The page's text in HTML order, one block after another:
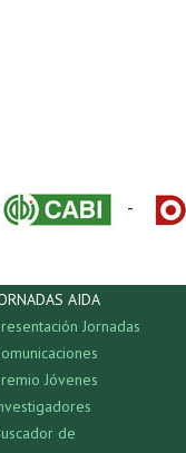
-
AIDA
Jornadas
Jóvenes
de